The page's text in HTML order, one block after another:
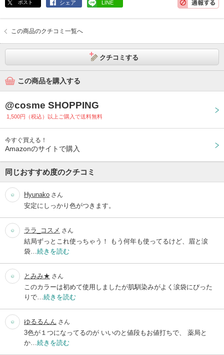
ポスト シェア LINE
この商品のクチコミ一覧へ
クチコミする
この商品を購入する
@cosme SHOPPING
1,500円（税込）以上ご購入で送料無料
今すぐ買える！
Amazonのサイトで購入
同じおすすめ度のクチコミ
Hyunako さん
安定にしっかり色がつきます。
ララ_コスメ さん
結局ずっとこれ使っちゃう！ もう何年も使ってるけど、眉と涙
袋…続きを読む
とみみ★ さん
このカラーは初めて使用しましたが肌馴染みがよく涙袋にぴった
りで…続きを読む
ゆるるんん さん
3色が１つになってるのが いいのと値段もお値打ちで、 薬局と
か…続きを読む